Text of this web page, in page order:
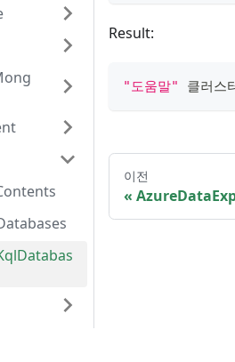
Result:
"도움말" 클러스
이전